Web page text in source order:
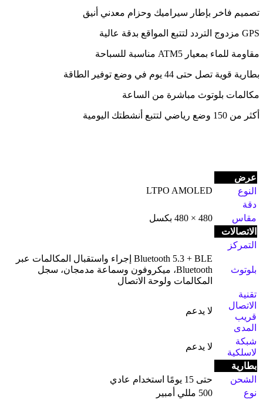
تصميم فاخر بإطار سيراميك وحزام معدني أنيق
GPS مزدوج التردد لتتبع المواقع بدقة عالية
مقاومة للماء بمعيار 5 ATM مناسبة للسباحة
بطارية قوية تصل حتى 44 يوم في وضع توفير الطاقة
مكالمات بلوتوث مباشرة من الساعة
أكثر من 150 وضع رياضي لتتبع أنشطتك اليومية
عرض
النوع
LTPO AMOLED
دقة
مقاس
480 × 480 بكسل
الاتصالات
التمركز
بلوتوث
Bluetooth 5.3 + BLE إجراء واستقبال المكالمات عبر
Bluetooth، ميكروفون وسماعة مدمجان، سجل
المكالمات ولوحة الاتصال
تقنية
الاتصال
قريب
المدى
لا يدعم
شبكة
لاسلكية
لا يدعم
بطارية
الشحن
حتى 15 يومًا استخدام عادي
نوع
500 مللي أمبير